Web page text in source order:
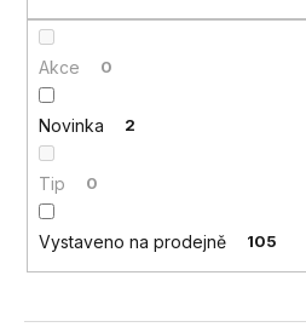
Akce 0
Novinka 2
Tip 0
Vystaveno na prodejně 105
e
n
a
?